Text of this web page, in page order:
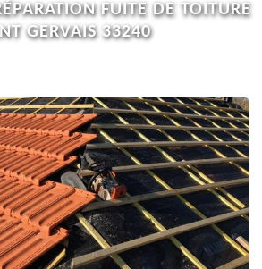
FUITE DE TOITURE
GERVAIS 33240